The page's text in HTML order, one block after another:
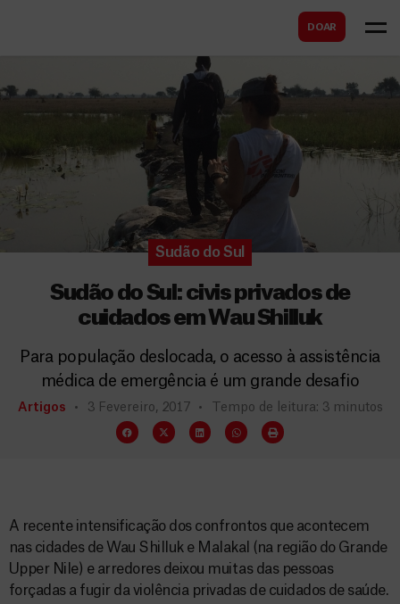
DOAR
a
Sudão do Sul
Sudão do Sul: civis privados de
cuidados em Wau Shilluk
Para população deslocada, o acesso à assistência
médica de emergência é um grande desafio
Artigos 3 Fevereiro, 2017 Tempo de leitura: 3 minutos
A recente intensificação dos confrontos que acontecem
nas cidades de Wau Shilluk e Malakal (na região do Grande
Upper Nile) e arredores deixou muitas das pessoas
forçadas a fugir da violência privadas de cuidados de saúde.
s